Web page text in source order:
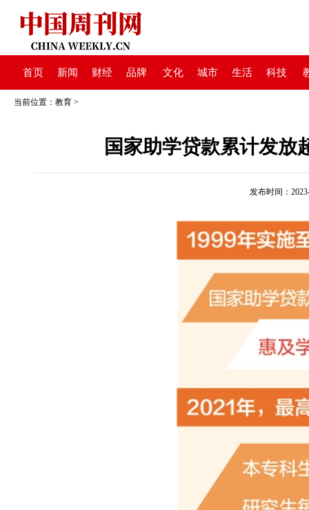
首页 新闻 财经 品牌 文化 城市 生活 科技
当前位置： 教育 >
国家助学贷款累计发放
发布时间：